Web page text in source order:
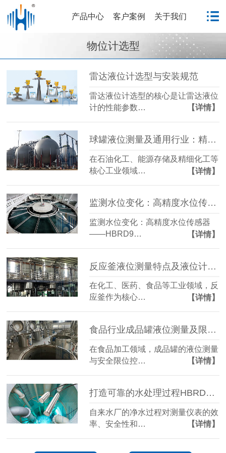
产品中心 客户案例 关于我们
物位计选型
雷达液位计选型与安装规范
雷达液位计选型的核心是让雷达液位
计的性能参数…
【详情】
球罐液位测量及通用行业：精准监测的关键技术与应用
在石油化工、能源存储及精细化工等
核心工业领域…
【详情】
监测水位变化：高精度水位传感器——HBRD908/909雷达水位计
监测水位变化：高精度水位传感器
——HBRD9…
【详情】
反应釜液位测量特点及液位计选型——HBRD雷达液位计
在化工、医药、食品等工业领域，反
应釜作为核心…
【详情】
食品行业成品罐液位测量及限位开关——HBRD雷达液位计
在食品加工领域，成品罐的液位测量
与安全限位控…
【详情】
打造可靠的水处理过程HBRD雷达液位计——慧博新锐
自来水厂的净水过程对测量仪表的效
率、安全性和…
【详情】